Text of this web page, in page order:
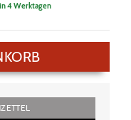
4 Werktagen